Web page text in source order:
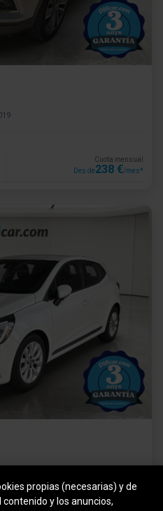
Cuota mensual
Des de238 €/mes*
propias (necesarias) y de
y los anuncios,